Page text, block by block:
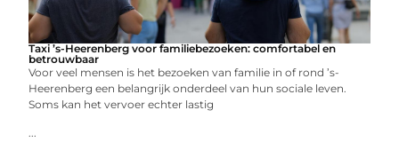
Taxi ’s-Heerenberg voor familiebezoeken: comfortabel en
betrouwbaar
Voor veel mensen is het bezoeken van familie in of rond ’s-
Heerenberg een belangrijk onderdeel van hun sociale leven.
Soms kan het vervoer echter lastig
...